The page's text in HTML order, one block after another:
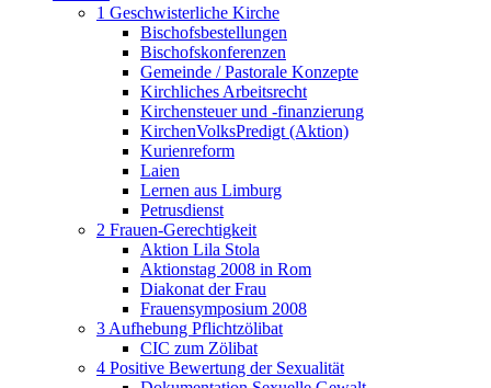
1 Geschwisterliche Kirche
Bischofsbestellungen
Bischofskonferenzen
Gemeinde / Pastorale Konzepte
Kirchliches Arbeitsrecht
Kirchensteuer und -finanzierung
KirchenVolksPredigt (Aktion)
Kurienreform
Laien
Lernen aus Limburg
Petrusdienst
2 Frauen-Gerechtigkeit
Aktion Lila Stola
Aktionstag 2008 in Rom
Diakonat der Frau
Frauensymposium 2008
3 Aufhebung Pflichtzölibat
CIC zum Zölibat
4 Positive Bewertung der Sexualität